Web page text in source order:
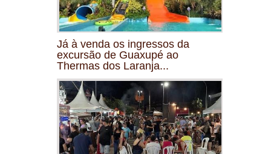
Já à venda os ingressos da
excursão de Guaxupé ao
Thermas dos Laranja...